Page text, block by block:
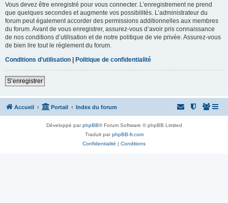
Vous devez être enregistré pour vous connecter. L’enregistrement ne prend
que quelques secondes et augmente vos possibilités. L’administrateur du
forum peut également accorder des permissions additionnelles aux membres
du forum. Avant de vous enregistrer, assurez-vous d’avoir pris connaissance
de nos conditions d’utilisation et de notre politique de vie privée. Assurez-vous
de bien lire tout le règlement du forum.
Conditions d’utilisation | Politique de confidentialité
S’enregistrer
Accueil Portail Index du forum
Développé parphpBB® Forum Software © phpBB Limited
Traduit parphpBB-fr.com
Confidentialité | Conditions